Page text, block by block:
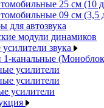
25 см (10
09 см (3,5
для автозвука
модули динамиков
звука
1-канальные
усилители
усилители
усилители